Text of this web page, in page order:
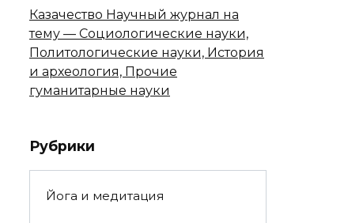
Казачество Научный журнал на
тему — Социологические науки,
Политологические науки, История
и археология, Прочие
гуманитарные науки
Рубрики
Йога и медитация